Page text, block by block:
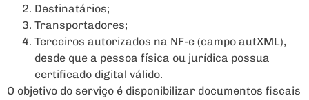
Destinatários;
Transportadores;
Terceiros autorizados na NF-e (campo autXML),
desde que a pessoa física ou jurídica possua
certificado digital válido.
O objetivo do serviço é disponibilizar documentos fiscais